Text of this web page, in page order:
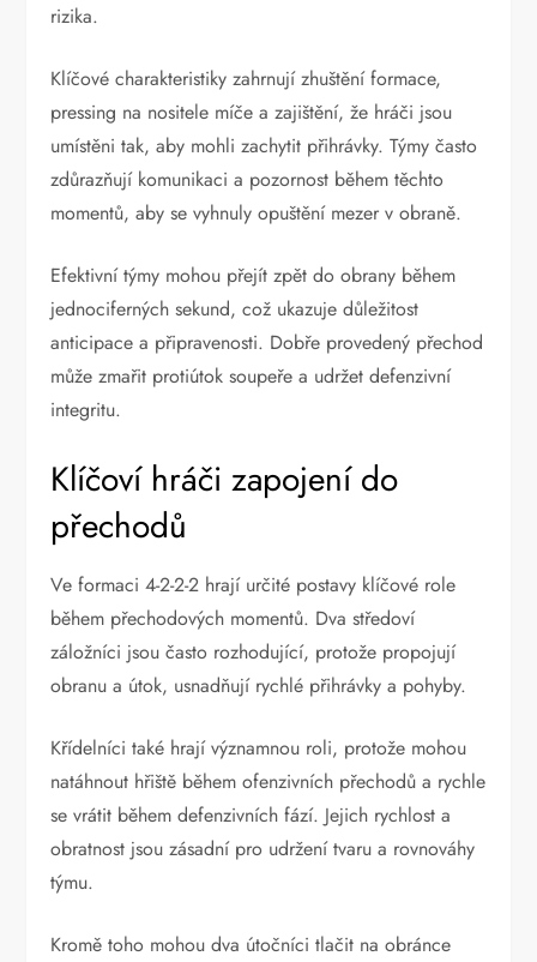
rizika.
Klíčové charakteristiky zahrnují zhuštění formace,
pressing na nositele míče a zajištění, že hráči jsou
umístěni tak, aby mohli zachytit přihrávky. Týmy často
zdůrazňují komunikaci a pozornost během těchto
momentů, aby se vyhnuly opuštění mezer v obraně.
Efektivní týmy mohou přejít zpět do obrany během
jednociferných sekund, což ukazuje důležitost
anticipace a připravenosti. Dobře provedený přechod
může zmařit protiútok soupeře a udržet defenzivní
integritu.
Klíčoví hráči zapojení do
přechodů
Ve formaci 4-2-2-2 hrají určité postavy klíčové role
během přechodových momentů. Dva středoví
záložníci jsou často rozhodující, protože propojují
obranu a útok, usnadňují rychlé přihrávky a pohyby.
Křídelníci také hrají významnou roli, protože mohou
natáhnout hřiště během ofenzivních přechodů a rychle
se vrátit během defenzivních fází. Jejich rychlost a
obratnost jsou zásadní pro udržení tvaru a rovnováhy
týmu.
Kromě toho mohou dva útočníci tlačit na obránce